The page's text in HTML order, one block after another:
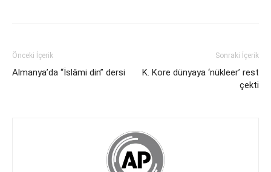
Önceki İçerik
Almanya’da “İslâmi din” dersi
Sonraki İçerik
K. Kore dünyaya ‘nükleer’ rest
çekti